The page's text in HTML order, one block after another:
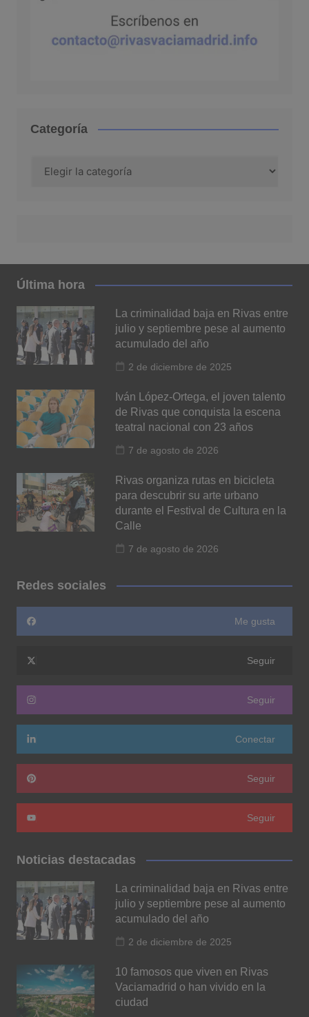
Categoría
Última hora
La criminalidad baja en Rivas entre
julio y septiembre pese al aumento
acumulado del año
2 de diciembre de 2025
Iván López-Ortega, el joven talento
de Rivas que conquista la escena
teatral nacional con 23 años
7 de agosto de 2026
Rivas organiza rutas en bicicleta
para descubrir su arte urbano
durante el Festival de Cultura en la
Calle
7 de agosto de 2026
Redes sociales
Me gusta
Seguir
Seguir
Conectar
Seguir
Seguir
Noticias destacadas
La criminalidad baja en Rivas entre
julio y septiembre pese al aumento
acumulado del año
2 de diciembre de 2025
10 famosos que viven en Rivas
Vaciamadrid o han vivido en la
ciudad